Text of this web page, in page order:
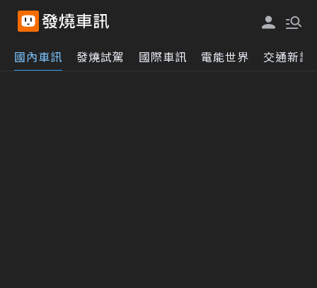
國內車訊 發燒試駕 國際車訊 電能世界 交通新訊